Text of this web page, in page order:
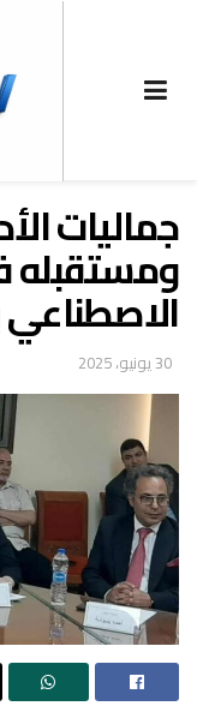
جماليات
ومستقبله
الاصطناعي
30 يونيو، 2025